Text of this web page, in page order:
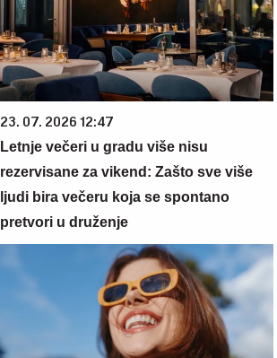
23. 07. 2026 12:47
Letnje večeri u gradu više nisu
rezervisane za vikend: Zašto sve više
ljudi bira večeru koja se spontano
pretvori u druženje